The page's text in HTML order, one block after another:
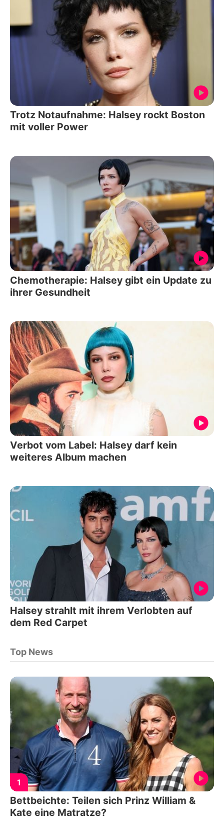
Trotz Notaufnahme: Halsey rockt Boston
mit voller Power
Chemotherapie: Halsey gibt ein Update zu
ihrer Gesundheit
Verbot vom Label: Halsey darf kein
weiteres Album machen
Halsey strahlt mit ihrem Verlobten auf
dem Red Carpet
Top News
1
Bettbeichte: Teilen sich Prinz William &
Kate eine Matratze?